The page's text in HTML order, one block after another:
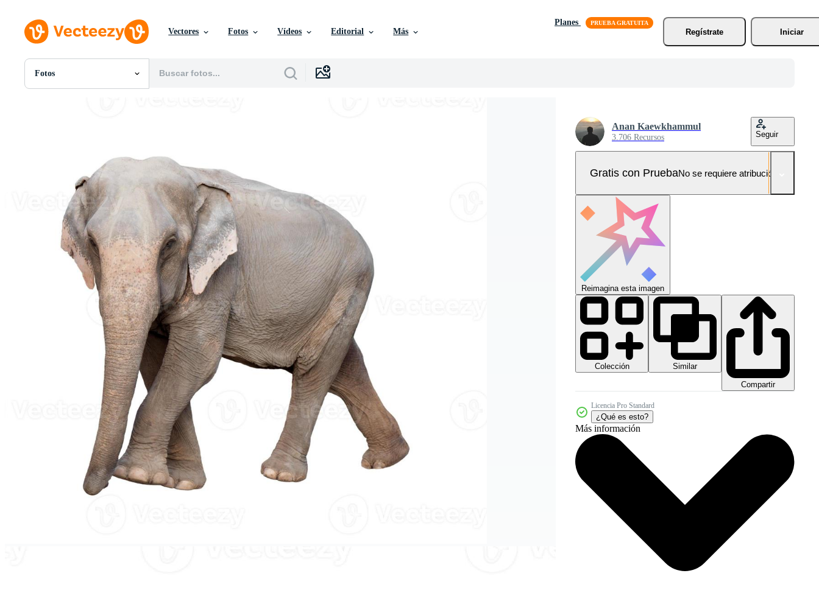
Vectores Fotos Vídeos Editorial Más
Planes
Regístrate
Iniciar
Fotos
Todas Imágenes
Gráficos en Movimiento
Imágenes Editoriales
Eventos Editoriales
Anan Kaewkhammul
3.706 Recursos Seguir
Gratis con PruebaNo se requiere atribución!
Reimagina esta imagen
Colección
Similar
Compartir
Licencia Pro Standard
¿Qué es esto?
Más información